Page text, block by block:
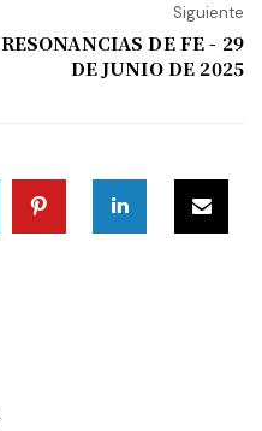
Siguiente
RESONANCIAS DE FE - 29
DE JUNIO DE 2025